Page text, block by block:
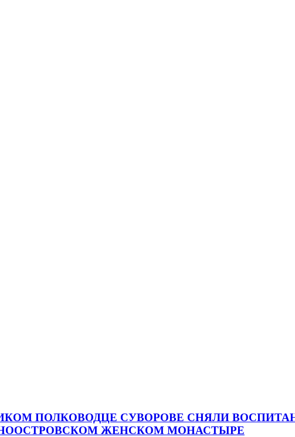
ПОЛКОВОДЦЕ СУВОРОВЕ СНЯЛИ
ЖЕНСКОМ МОНАСТЫРЕ